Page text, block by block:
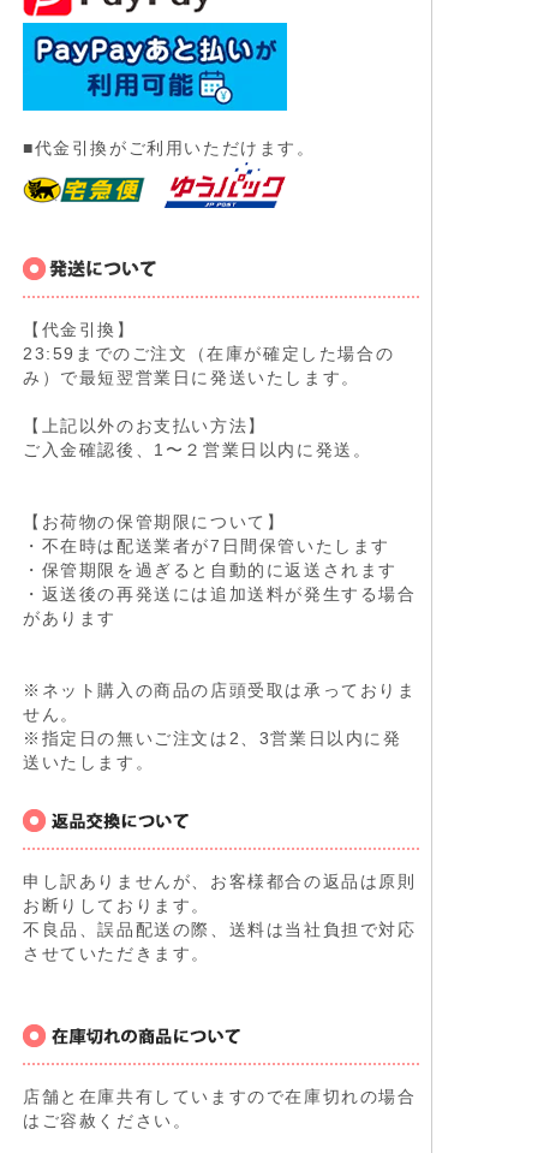
■代金引換がご利用いただけます。
【代金引換】
23:59までのご注文（在庫が確定した場合の
み）で最短翌営業日に発送いたします。
【上記以外のお支払い方法】
ご入金確認後、1〜２営業日以内に発送。
【お荷物の保管期限について】
・不在時は配送業者が7日間保管いたします
・保管期限を過ぎると自動的に返送されます
・返送後の再発送には追加送料が発生する場合
があります
※ネット購入の商品の店頭受取は承っておりま
せん。
※指定日の無いご注文は2、3営業日以内に発
送いたします。
申し訳ありませんが、お客様都合の返品は原則
お断りしております。
不良品、誤品配送の際、送料は当社負担で対応
させていただきます。
店舗と在庫共有していますので在庫切れの場合
はご容赦ください。